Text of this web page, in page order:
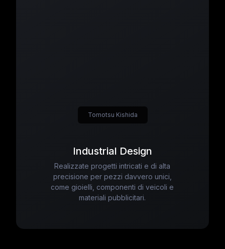
Industrial Design
Realizzate progetti intricati e di alta
precisione per pezzi davvero unici,
come gioielli, componenti di veicoli e
materiali pubblicitari.
Tomotsu Kishida